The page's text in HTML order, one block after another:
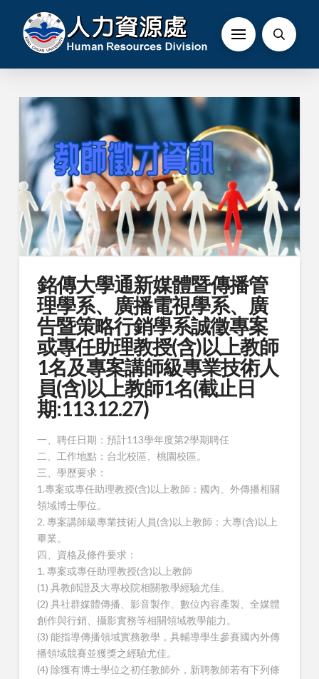
銘傳大學通新媒體暨傳播管
理學系、廣播電視學系、廣
告暨策略行銷學系誠徵專案
或專任助理教授(含)以上教師
1名及專案講師級專業技術人
員(含)以上教師1名(截止日
期:113.12.27)
一、聘任日期：預計113學年度第2學期聘任
二、工作地點：台北校區、桃園校區。
三、學歷要求：
1.專案或專任助理教授(含)以上教師：國內、外傳播相關
領域博士學位。
2. 專案講師級專業技術人員(含)以上教師：大專(含)以上
畢業。
四、資格及條件要求：
1. 專案或專任助理教授(含)以上教師
(1) 具教師證及大專校院相關教學經驗尤佳。
(2) 具社群媒體傳播、影音製作、數位內容產製、全媒體
創作與行銷、攝影實務等相關領域教學能力。
(3) 能指導傳播領域實務教學，具輔導學生參賽國內外傳
播領域競賽並獲獎之經驗尤佳。
(4) 除獲有博士學位之初任教師外，新聘教師若有下列條